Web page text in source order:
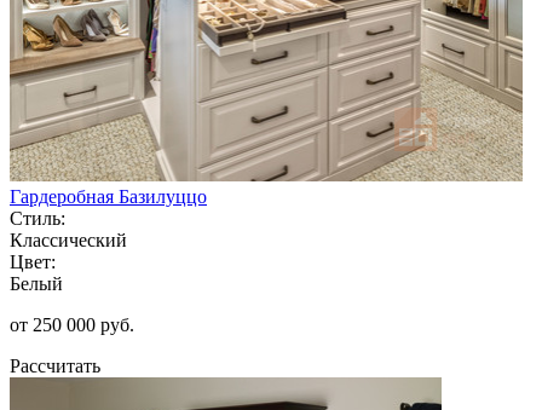
Гардеробная Базилуццо
Стиль:
Классический
Цвет:
Белый
от 250 000 руб.
Рассчитать